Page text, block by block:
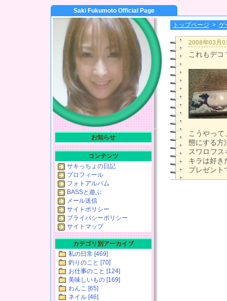
Saki Fukumoto Official Page
トップページ > ゲ
2008年03月
これもデコ
こうやっ
態にする方
スワロフ
キラは好き
プレゼント
お知らせ
コンテンツ
サキっちょの日記
プロフィール
フォトアルバム
BASSと遊ぶ
メール送信
サイトポリシー
プライバシーポリシー
サイトマップ
カテゴリ別アーカイブ
私の日常 [469]
釣りのこと [70]
お仕事のこと [124]
美味しいもの [169]
わんこ [65]
ネイル [46]